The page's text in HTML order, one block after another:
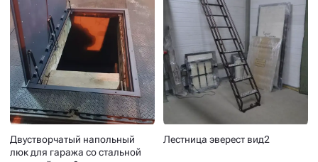
Двустворчатый напольный
люк для гаража со стальной
Лестница эверест вид2